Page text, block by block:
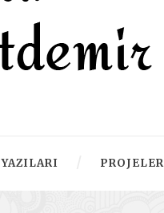
YAZILARI PROJELER